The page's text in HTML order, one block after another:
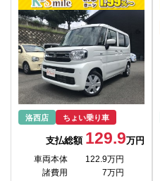
洛西店 ちょい乗り車
支払総額 129.9万円
車両本体
122.9万円
諸費用
7万円